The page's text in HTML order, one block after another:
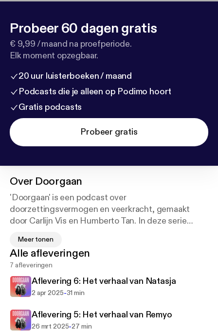
Probeer 60 dagen gratis
€ 9,99 / maand na proefperiode.
Elk moment opzegbaar.
20 uur luisterboeken / maand
Podcasts die je alleen op Podimo hoort
Gratis podcasts
Probeer gratis
Over Doorgaan
'Doorgaan' is een podcast over
doorzettingsvermogen en veerkracht, gemaakt
door Carlijn Vis en Humberto Tan. In deze serie
te gaan, op momenten in hun leven waarop dát
onmogelijk leek
Als journalisten mogen wij elke week bijzondere
mensen interviewen. De verhalen die ons het meest
meemaakten en daar sterker uit wisten te komen.
Hoe doe je dat? Waar halen mensen die kracht
Meer tonen
Alle afleveringen
7 afleveringen
Aflevering 6: Het verhaal van Natasja
2 apr 2025-31 min
Aflevering 5: Het verhaal van Remyo
26 mrt 2025-27 min